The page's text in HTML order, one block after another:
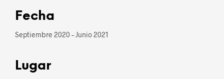
Fecha
Septiembre 2020 – Junio 2021
Lugar